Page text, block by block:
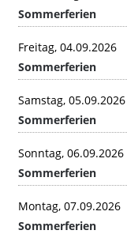
Sommerferien
Freitag, 04.09.2026
Sommerferien
Samstag, 05.09.2026
Sommerferien
Sonntag, 06.09.2026
Sommerferien
Montag, 07.09.2026
Sommerferien